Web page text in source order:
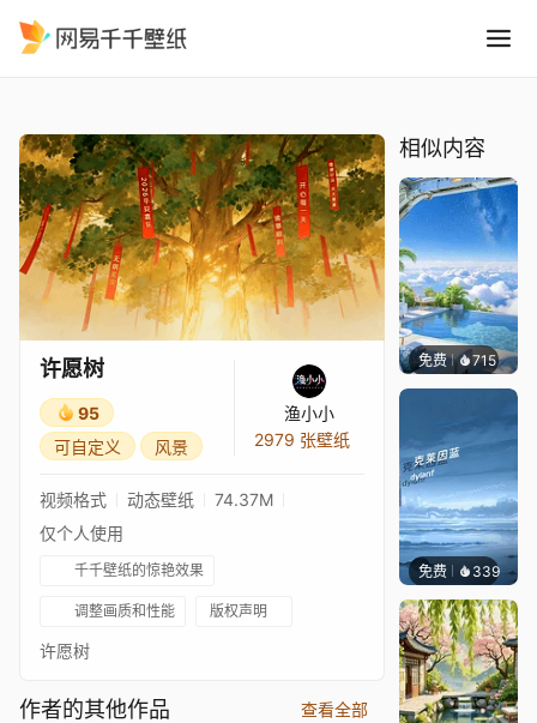
许愿树
95
可自定义
风景
渔小小
2979 张壁纸
视频格式 动态壁纸
74.37M
仅个人使用
千千壁纸的惊艳效果
调整画质和性能 版权声明
许愿树
作者的其他作品 查看全部
相似内容
免费 715豆子
免费 339冰茶Ln